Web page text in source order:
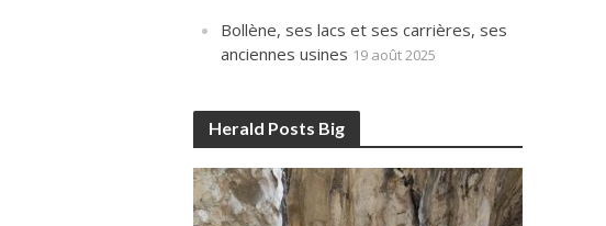
Bollène, ses lacs et ses carrières, ses
anciennes usines 19 août 2025
Herald Posts Big